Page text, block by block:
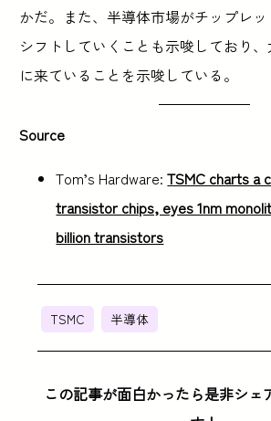
かだ。また、半導体市場がチップレ
シフトしていくことも示唆しており
に来ていることを示唆している。
Source
Tom’s Hardware:TSMC charts a
transistor chips, eyes 1nm
billion transistors
TSMC 半導体
この記事が面白かったら是非シェ